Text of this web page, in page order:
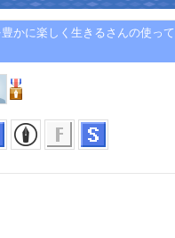
かに楽しく生きるさんの使っ